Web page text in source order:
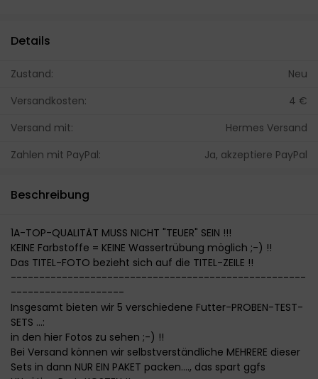
Details
Zustand:
Neu
Versandkosten:
4 €
Versand mit:
Hermes Versand
Zahlen mit PayPal:
Ja, akzeptiere PayPal
Beschreibung
1A-TOP-QUALITÄT MUSS NICHT "TEUER" SEIN !!!
KEINE Farbstoffe = KEINE Wassertrübung möglich ;-) !!
Das TITEL-FOTO bezieht sich auf die TITEL-ZEILE !!
----------------------------------------------------
--------------------
Insgesamt bieten wir 5 verschiedene Futter-PROBEN-TEST-
SETS ...:
in den hier Fotos zu sehen ;-) !!
Bei Versand können wir selbstverständliche MEHRERE dieser
Sets in dann NUR EIN PAKET packen...., das spart ggfs